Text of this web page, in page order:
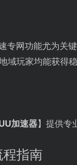
专网功能尤为关
域玩家均能获得稳
加速器】提供专
程指南